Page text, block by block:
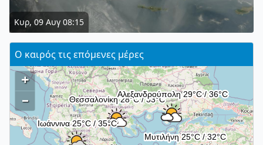
Κυρ, 09 Αυγ 08:15
Ο καιρός τις επόμενες μέρες
+
–